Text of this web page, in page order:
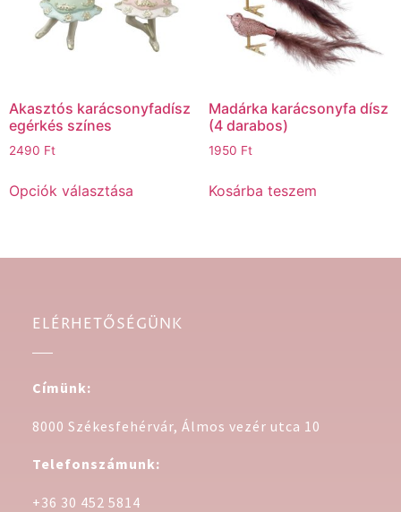
Akasztós karácsonyfadísz
egérkés színes
2490 Ft
Opciók választása
Madárka karácsonyfa dísz
(4 darabos)
1950 Ft
Kosárba teszem
ELÉRHETŐSÉGÜNK
Címünk:
8000 Székesfehérvár, Álmos vezér utca 10
Telefonszámunk:
+36 30 452 5814